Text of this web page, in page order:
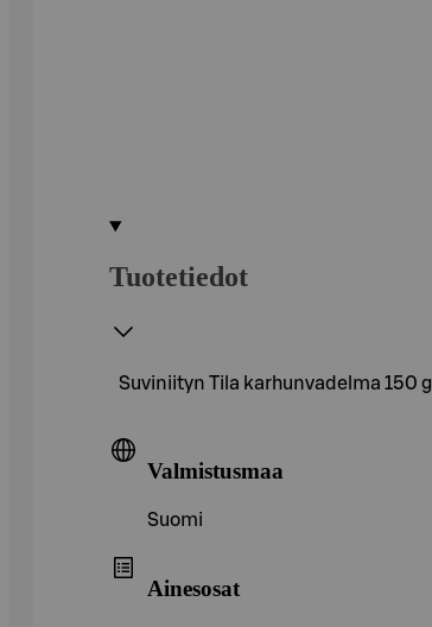
Tuotetiedot
Suviniityn Tila karhunvadelma 150 g
Valmistusmaa
Suomi
Ainesosat